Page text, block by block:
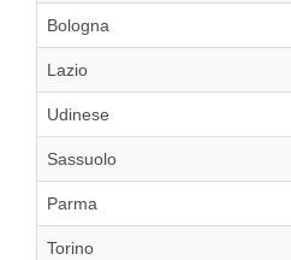
Bologna
Lazio
Udinese
Sassuolo
Parma
Torino